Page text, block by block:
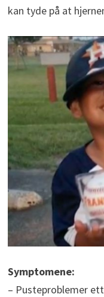
kan tyde på at
Symptomene:
– Pusteproblemer